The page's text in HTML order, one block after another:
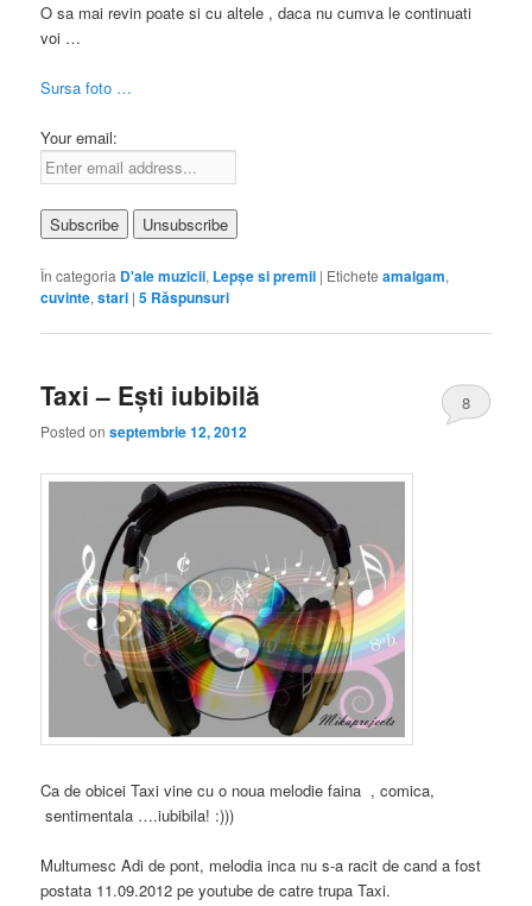
O sa mai revin poate si cu altele , daca nu cumva le continuati
voi …
Sursa foto …
Your email:
În categoria D'ale muzicii, Lepşe si premii | Etichete amalgam,
cuvinte,stari |5 Răspunsuri
Taxi – Eşti iubibilă
Posted onseptembrie 12, 2012
8
Ca de obicei Taxi vine cu o noua melodie faina , comica,
sentimentala ….iubibila! :)))
Multumesc Adi de pont, melodia inca nu s-a racit de cand a fost
postata 11.09.2012 pe youtube de catre trupa Taxi.